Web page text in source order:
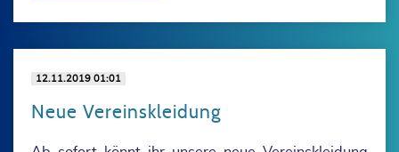
12.11.2019 01:01
Neue Vereinskleidung